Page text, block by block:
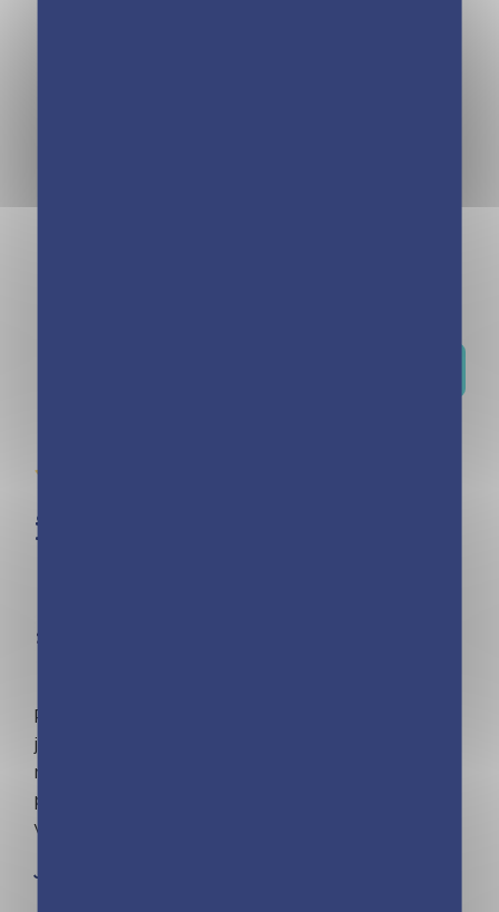
incontournables
Pars à la découverte des Kinra Girls ! Ce sont 5
jeunes filles talentueuses venues des 4 coins du
monde qui vont vivre des aventures
passionnantes. Et surtout, devenir amies pour la
vie !
Je découvre la collection